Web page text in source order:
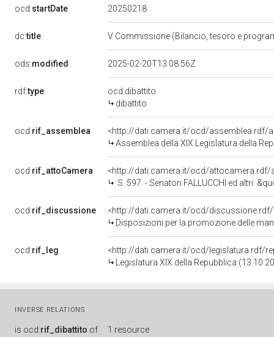
ocd:startDate 20250218
dc:title V Commissione (Bilancio, tesoro e
ods:modified 2025-02-20T13:08:56Z
rdf:type
ocd:dibattito
dibattito
ocd:rif_assemblea
<http://dati.camera.it/ocd/assemblea.rdf/
Assemblea della XIX Legislatura della
ocd:rif_attoCamera
<http://dati.camera.it/ocd/attocamera.rdf/
S. 597. - Senatori FALLUCCHI ed altri: &quot;Disposizioni per la promozione delle manifestazioni in abiti storici e
ocd:rif_discussione
<http://dati.camera.it/ocd/discussione.rdf/
Disposizioni per la promozione delle manifestazioni in abiti storici e delle
ocd:rif_leg
<http://dati.camera.it/ocd/legislatura.rdf/
Legislatura XIX della Repubblica
INVERSE RELATIONS
is ocd:rif_dibattito of 1 resource